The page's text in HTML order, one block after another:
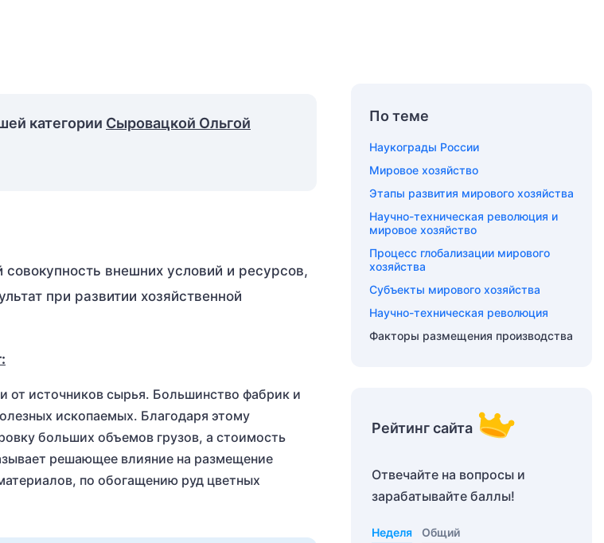
категории Сыровацкой Ольгой
внешних условий и ресурсов,
при развитии хозяйственной
от источников сырья. Большинство фабрик и
ископаемых. Благодаря этому
больших объемов грузов, а стоимость
решающее влияние на размещение
по обогащению руд цветных
По теме
Наукограды России
Мировое хозяйство
Этапы развития мирового хозяйства
Научно-техническая революция и
мировое хозяйство
Процесс глобализации мирового
хозяйства
Субъекты мирового хозяйства
Научно-техническая революция
Факторы размещения производства
Рейтинг сайта
Отвечайте на вопросы и
зарабатывайте баллы!
Неделя Общий